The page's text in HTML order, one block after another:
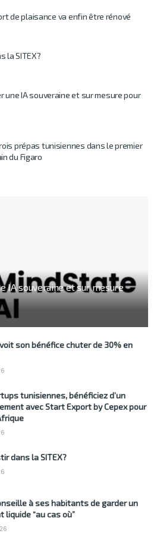
de plaisance va enfin être rénové
la SITEX?
une IA souveraine et sur mesure pour
prépas tunisiennes dans le premier
du Figaro
IA souveraine et sur mesure
son bénéfice chuter de 30% en
tunisiennes, bénéficiez d’un
avec Start Export by Cepex pour
dans la SITEX?
à ses habitants de garder un
liquide “au cas où”